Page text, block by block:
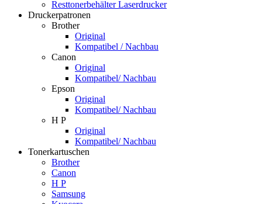
Resttonerbehälter Laserdrucker
Druckerpatronen
Brother
Original
Kompatibel / Nachbau
Canon
Original
Kompatibel/ Nachbau
Epson
Original
Kompatibel/ Nachbau
H P
Original
Kompatibel/ Nachbau
Tonerkartuschen
Brother
Canon
H P
Samsung